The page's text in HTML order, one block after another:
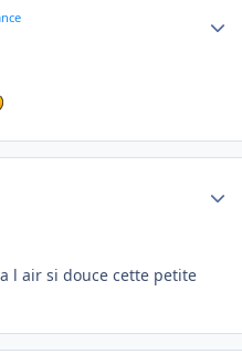
l air si douce cette petite